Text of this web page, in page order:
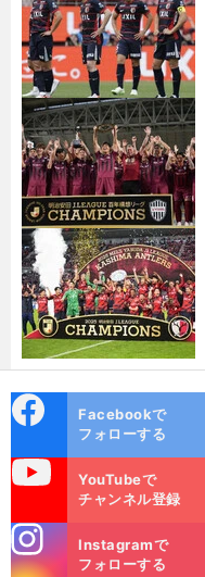
ok
Facebookで
フォローする
YouTubeで
チャンネル登録
m
Instagramで
フォローする